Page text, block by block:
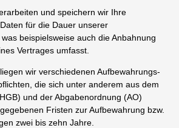
und speichern wir Ihre
für die Dauer unserer
beispielsweise auch die Anbahnung
Vertrages umfasst.
wir verschiedenen Aufbewahrungs-
die sich unter anderem aus dem
und der Abgabenordnung (AO)
Fristen zur Aufbewahrung bzw.
zwei bis zehn Jahre.